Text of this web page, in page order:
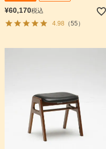
¥60,170税込
4.98 （55）